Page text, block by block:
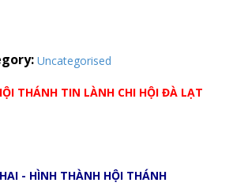
Uncategorised
THÁNH TIN LÀNH CHI HỘI ĐÀ LẠT
- HÌNH THÀNH HỘI THÁNH